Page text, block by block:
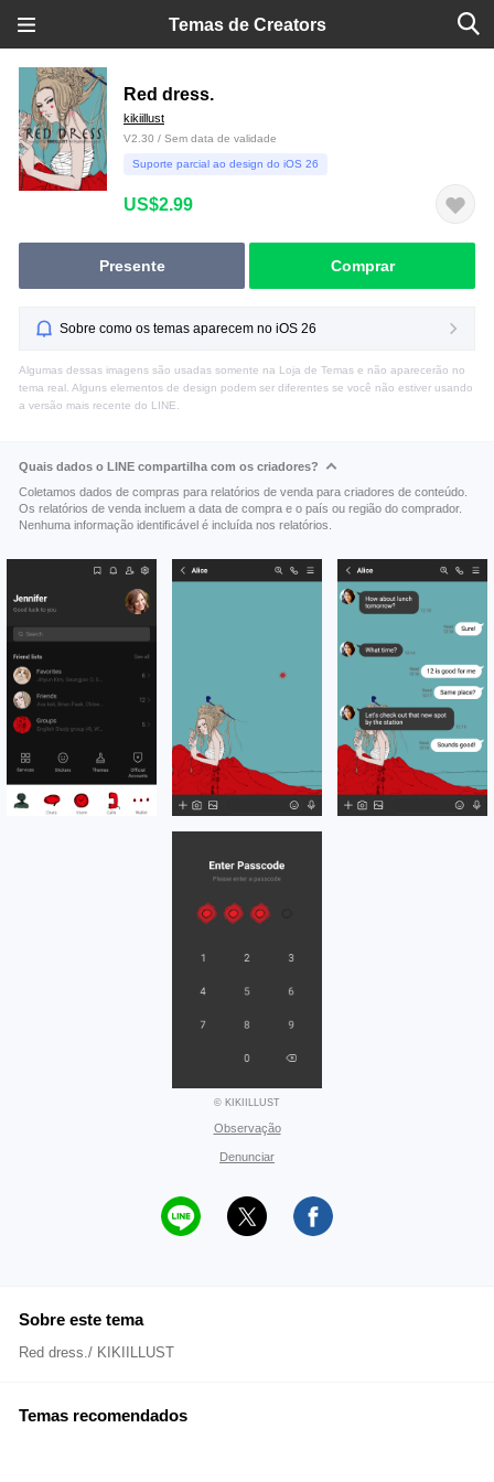
Temas de Creators
Red dress.
kikiillust
V2.30 / Sem data de validade
Suporte parcial ao design do iOS 26
US$2.99
Presente Comprar
Sobre como os temas aparecem no iOS 26
Algumas dessas imagens são usadas somente na Loja de Temas e não aparecerão no
tema real. Alguns elementos de design podem ser diferentes se você não estiver usando
a versão mais recente do LINE.
Quais dados o LINE compartilha com os criadores?
Coletamos dados de compras para relatórios de venda para criadores de conteúdo.
Os relatórios de venda incluem a data de compra e o país ou região do comprador.
Nenhuma informação identificável é incluída nos relatórios.
© KIKIILLUST
Observação
Denunciar
Sobre este tema
Red dress./ KIKIILLUST
Temas recomendados